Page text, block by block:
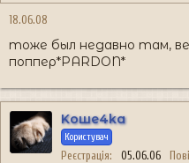
18.06.08
тоже был недавно там,
поппер*PARDON*
Koшe4ka
Користувач
Реєстрація 05.06.06